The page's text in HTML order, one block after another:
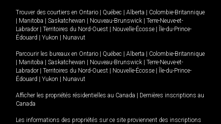
Trouver des courtiers en Ontario | Québec | Alberta | Colombie-Britannique
| Manitoba | Saskatchewan | Nouveau-Brunswick | Terre-Neuve-et-
Labrador | Territoires du Nord-Ouest | Nouvelle-Écosse | Île-du-Prince-
Édouard | Yukon | Nunavut
Parcourir les bureaux en Ontario | Québec | Alberta | Colombie-Britannique
| Manitoba | Saskatchewan | Nouveau-Brunswick | Terre-Neuve-et-
Labrador | Territoires du Nord-Ouest | Nouvelle-Écosse | Île-du-Prince-
Édouard | Yukon | Nunavut
Afficher les propriétés résidentielles au Canada | Dernières inscriptions au
Canada
Les informations des propriétés sur ce site proviennent des inscriptions